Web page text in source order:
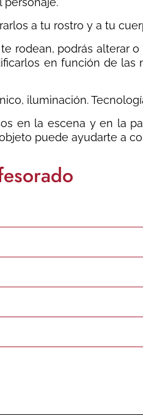
a tu rostro y a tu
rodean, podrás alterar
en función de las
iluminación.
en la escena y en la
puede ayudarte a